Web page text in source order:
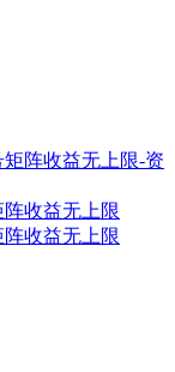
收益无上限
收益无上限